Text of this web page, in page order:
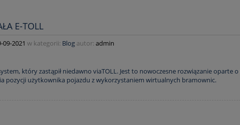
4G LTE OBU -
FMT100
Z GNIAZDA
ZAPALNICZKI
207,00 zł
regularna: 276,00 zł
E-TOLL
09-2021 w kategorii: Blog autor: admin
który zastąpił niedawno viaTOLL. Jest to nowoczesne rozwiązanie oparte
pozycji użytkownika pojazdu z wykorzystaniem wirtualnych bramownic.